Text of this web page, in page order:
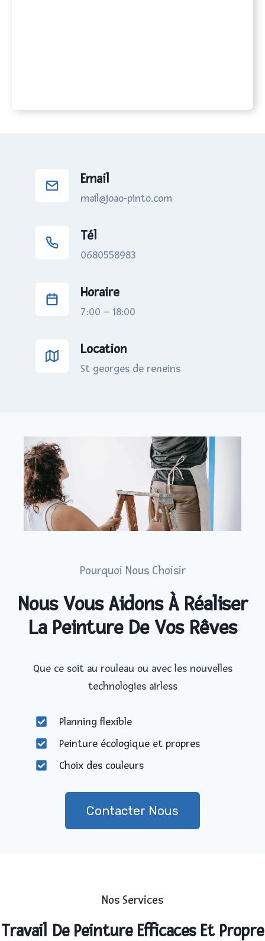
Email
mail@joao-pinto.com
Tél
0680558983
Horaire
7:00 – 18:00
Location
St georges de reneins
Pourquoi Nous Choisir
Nous Vous Aidons À Réaliser
La Peinture De Vos Rêves
Que ce soit au rouleau ou avec les nouvelles
technologies airless
Planning flexible
Peinture écologique et propres
Choix des couleurs
Contacter Nous
Nos Services
Travail De Peinture Efficaces Et Propre